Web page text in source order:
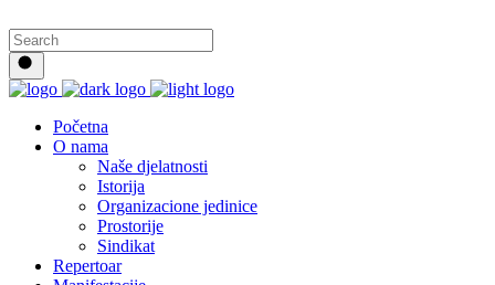
Početna
O nama
Naše djelatnosti
Istorija
Organizacione jedinice
Prostorije
Sindikat
Repertoar